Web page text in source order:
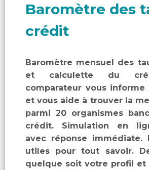
Baromètre des
crédit
Baromètre mensuel des
et calculette du
comparateur vous informe
et vous aide à trouver la
parmi 20 organismes
crédit. Simulation en
avec réponse immédiate.
utiles pour tout savoir.
quelque soit votre profil